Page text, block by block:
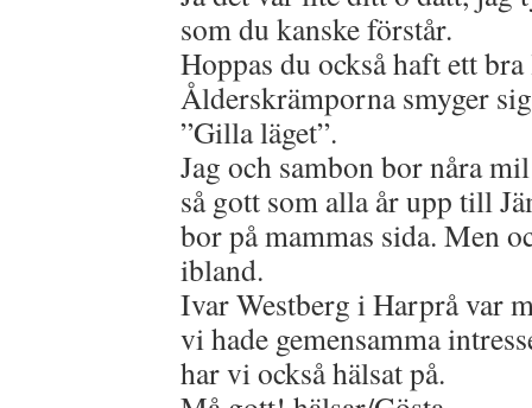
som du kanske förstår.
Hoppas du också haft ett
Ålderskrämporna smyger
”Gilla läget”.
Jag och sambon bor nåra
så gott som alla år upp till
bor på mammas sida. Men
ibland.
Ivar Westberg i Harprå var
vi hade gemensamma
har vi också hälsat på.